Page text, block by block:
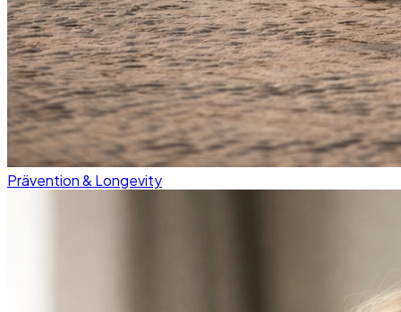
Prävention & Longevity